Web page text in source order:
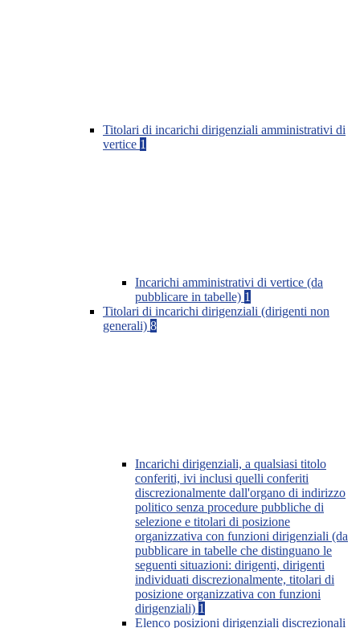
Titolari di incarichi dirigenziali amministrativi di
vertice 1
Incarichi amministrativi di vertice (da
pubblicare in tabelle) 1
Titolari di incarichi dirigenziali (dirigenti non
generali) 8
Incarichi dirigenziali, a qualsiasi titolo
conferiti, ivi inclusi quelli conferiti
discrezionalmente dall'organo di indirizzo
politico senza procedure pubbliche di
selezione e titolari di posizione
organizzativa con funzioni dirigenziali (da
pubblicare in tabelle che distinguano le
seguenti situazioni: dirigenti, dirigenti
individuati discrezionalmente, titolari di
posizione organizzativa con funzioni
dirigenziali) 1
Elenco posizioni dirigenziali discrezionali